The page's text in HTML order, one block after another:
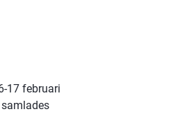
17 februari